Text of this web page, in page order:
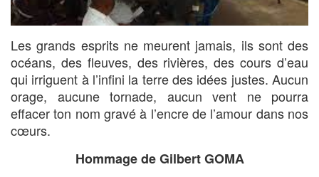
Les grands esprits ne meurent jamais, ils sont des
océans, des fleuves, des rivières, des cours d’eau
qui irriguent à l’infini la terre des idées justes. Aucun
orage, aucune tornade, aucun vent ne pourra
effacer ton nom gravé à l’encre de l’amour dans nos
cœurs.
Hommage de Gilbert GOMA